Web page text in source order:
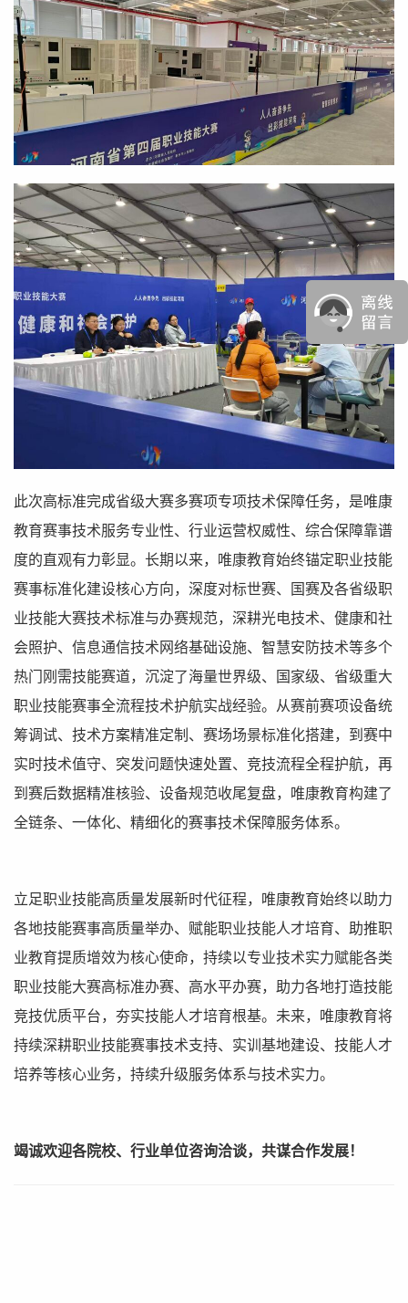
此次高标准完成省级大赛多赛项专项技术保障任务，是唯康
教育赛事技术服务专业性、行业运营权威性、综合保障靠谱
度的直观有力彰显。长期以来，唯康教育始终锚定职业技能
赛事标准化建设核心方向，深度对标世赛、国赛及各省级职
业技能大赛技术标准与办赛规范，深耕光电技术、健康和社
会照护、信息通信技术网络基础设施、智慧安防技术等多个
热门刚需技能赛道，沉淀了海量世界级、国家级、省级重大
职业技能赛事全流程技术护航实战经验。从赛前赛项设备统
筹调试、技术方案精准定制、赛场场景标准化搭建，到赛中
实时技术值守、突发问题快速处置、竞技流程全程护航，再
到赛后数据精准核验、设备规范收尾复盘，唯康教育构建了
全链条、一体化、精细化的赛事技术保障服务体系。
立足职业技能高质量发展新时代征程，唯康教育始终以助力
各地技能赛事高质量举办、赋能职业技能人才培育、助推职
业教育提质增效为核心使命，持续以专业技术实力赋能各类
职业技能大赛高标准办赛、高水平办赛，助力各地打造技能
竞技优质平台，夯实技能人才培育根基。未来，唯康教育将
持续深耕职业技能赛事技术支持、实训基地建设、技能人才
培养等核心业务，持续升级服务体系与技术实力。
竭诚欢迎各院校、行业单位咨询洽谈，共谋合作发展！